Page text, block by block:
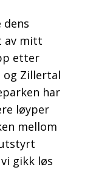
dens
av mitt
etter
og Zillertal
har
løyper
mellom
gikk løs